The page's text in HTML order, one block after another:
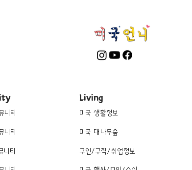
니티
니티
니티
Living
미국 생활정보
미국 대나무숲
구인/구직/취업정보